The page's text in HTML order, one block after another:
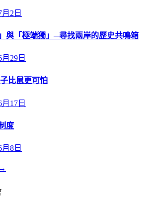
2日
與「極端獨」─尋找兩岸的歷史共鳴箱
29日
比鼠更可怕
17日
度
8日
→